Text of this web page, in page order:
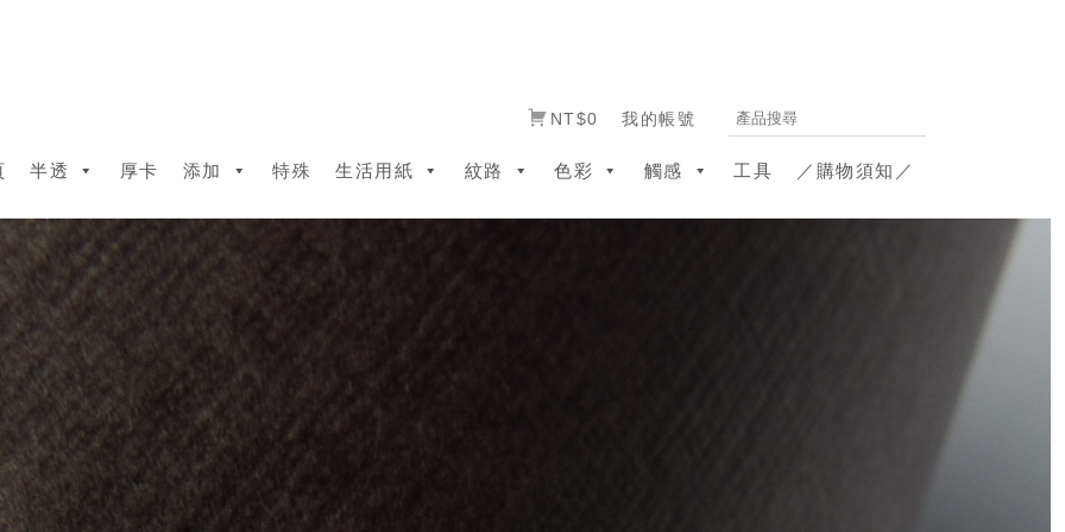
NT$0 我的帳號
半透 厚卡 添加 特殊 生活用紙 紋路 色彩 觸感 工具 ／購物須知／